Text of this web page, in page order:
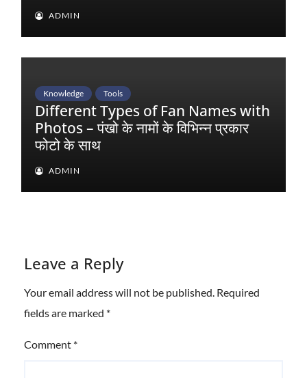
ADMIN
Knowledge Tools
Different Types of Fan Names with
Photos – पंखो के नामों के विभिन्न प्रकार
फोटो के साथ
ADMIN
Leave a Reply
Your email address will not be published. Required
fields are marked *
Comment *